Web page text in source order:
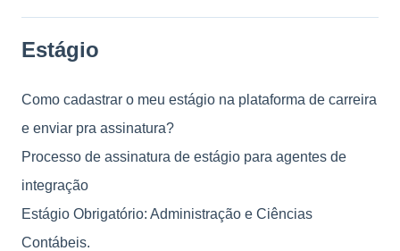
Estágio
Como cadastrar o meu estágio na plataforma de carreira
e enviar pra assinatura?
Processo de assinatura de estágio para agentes de
integração
Estágio Obrigatório: Administração e Ciências
Contábeis.